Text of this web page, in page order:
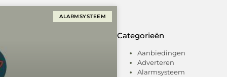
ALARMSYSTEEM
Categorieën
Aanbiedingen
Adverteren
Alarmsysteem